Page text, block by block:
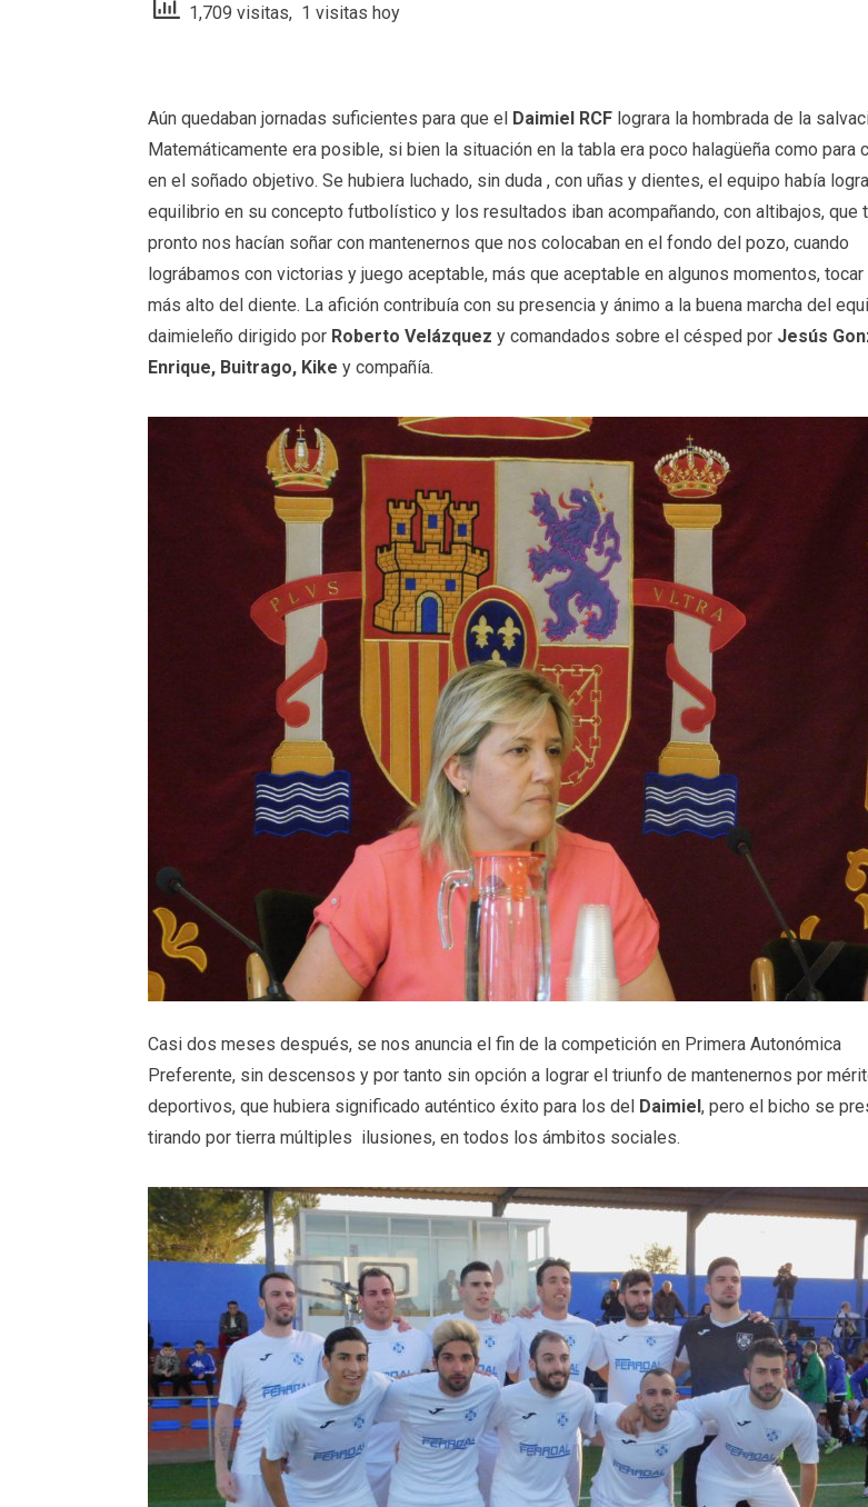
1,709 visitas, 1 visitas hoy
Aún quedaban jornadas suficientes para que el Daimiel RCF lograra la hombrada de la
Matemáticamente era posible, si bien la situación en la tabla era poco halagüeña como para
en el soñado objetivo. Se hubiera luchado, sin duda , con uñas y dientes, el equipo había
equilibrio en su concepto futbolístico y los resultados iban acompañando, con altibajos, que
pronto nos hacían soñar con mantenernos que nos colocaban en el fondo del pozo, cuando
lográbamos con victorias y juego aceptable, más que aceptable en algunos momentos,
más alto del diente. La afición contribuía con su presencia y ánimo a la buena marcha del
daimieleño dirigido por Roberto Velázquez y comandados sobre el césped por Jesús
Enrique, Buitrago, Kike y compañía.
Casi dos meses después, se nos anuncia el fin de la competición en Primera Autonómica
Preferente, sin descensos y por tanto sin opción a lograr el triunfo de mantenernos por
deportivos, que hubiera significado auténtico éxito para los del
Daimiel , pero el bicho se
tirando por tierra múltiples ilusiones, en todos los ámbitos sociales.